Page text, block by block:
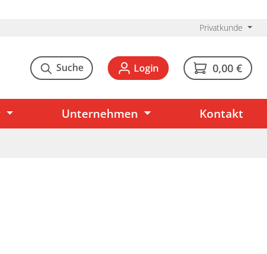
Privatkunde
Suche Login 0,00 €
Unternehmen Kontakt